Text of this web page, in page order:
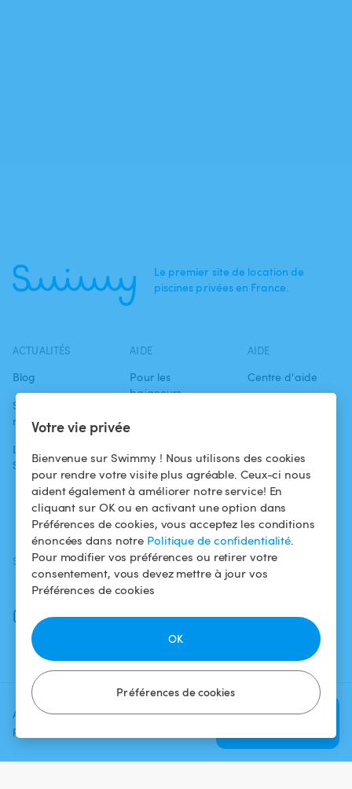
Votre vie privée
Bienvenue sur Swimmy ! Nous utilisons des cookies
pour rendre votre visite plus agréable. Ceux-ci nous
aident également à améliorer notre service! En
cliquant sur OK ou en activant une option dans
Préférences de cookies, vous acceptez les conditions
énoncées dans notre Politique de confidentialité.
Pour modifier vos préférences ou retirer votre
consentement, vous devez mettre à jour vos
Préférences de cookies
Préférences de cookies
OK
Ajoutez une date et un créneau
pour voir le prix
Vérifier la
Le premier site de location de
piscines privées en France.
ACTUALITÉS
Blog
Swimmy dans les
médias
L'aventure
Swimmy
AIDE
Pour les
baigneurs
Louer ma piscine
Comment ça
marche ?
AIDE
Centre d'aide
confidentialité
Mentions légales
SUIVEZ-NOUS
Facebook
Instagram
TÉLÉCHARGEZ L'APP